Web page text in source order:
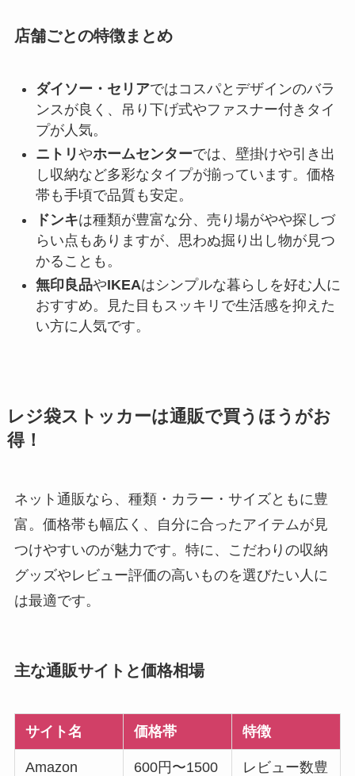
店舗ごとの特徴まとめ
ダイソー・セリアではコスパとデザインのバラ
ンスが良く、吊り下げ式やファスナー付きタイ
プが人気。
ニトリ やホームセンターでは、壁掛けや引き出
し収納など多彩なタイプが揃っています。価格
帯も手頃で品質も安定。
ドンキは種類が豊富な分、売り場がやや探しづ
らい点もありますが、思わぬ掘り出し物が見つ
かることも。
無印良品やIKEAはシンプルな暮らしを好む人に
おすすめ。見た目もスッキリで生活感を抑えた
い方に人気です。
レジ袋ストッカーは通販で買うほうがお
得！
ネット通販なら、種類・カラー・サイズともに豊
富。価格帯も幅広く、自分に合ったアイテムが見
つけやすいのが魅力です。特に、こだわりの収納
グッズやレビュー評価の高いものを選びたい人に
は最適です。
主な通販サイトと価格相場
サイト名 価格帯 特徴
Amazon
600円〜1500
レビュー数豊